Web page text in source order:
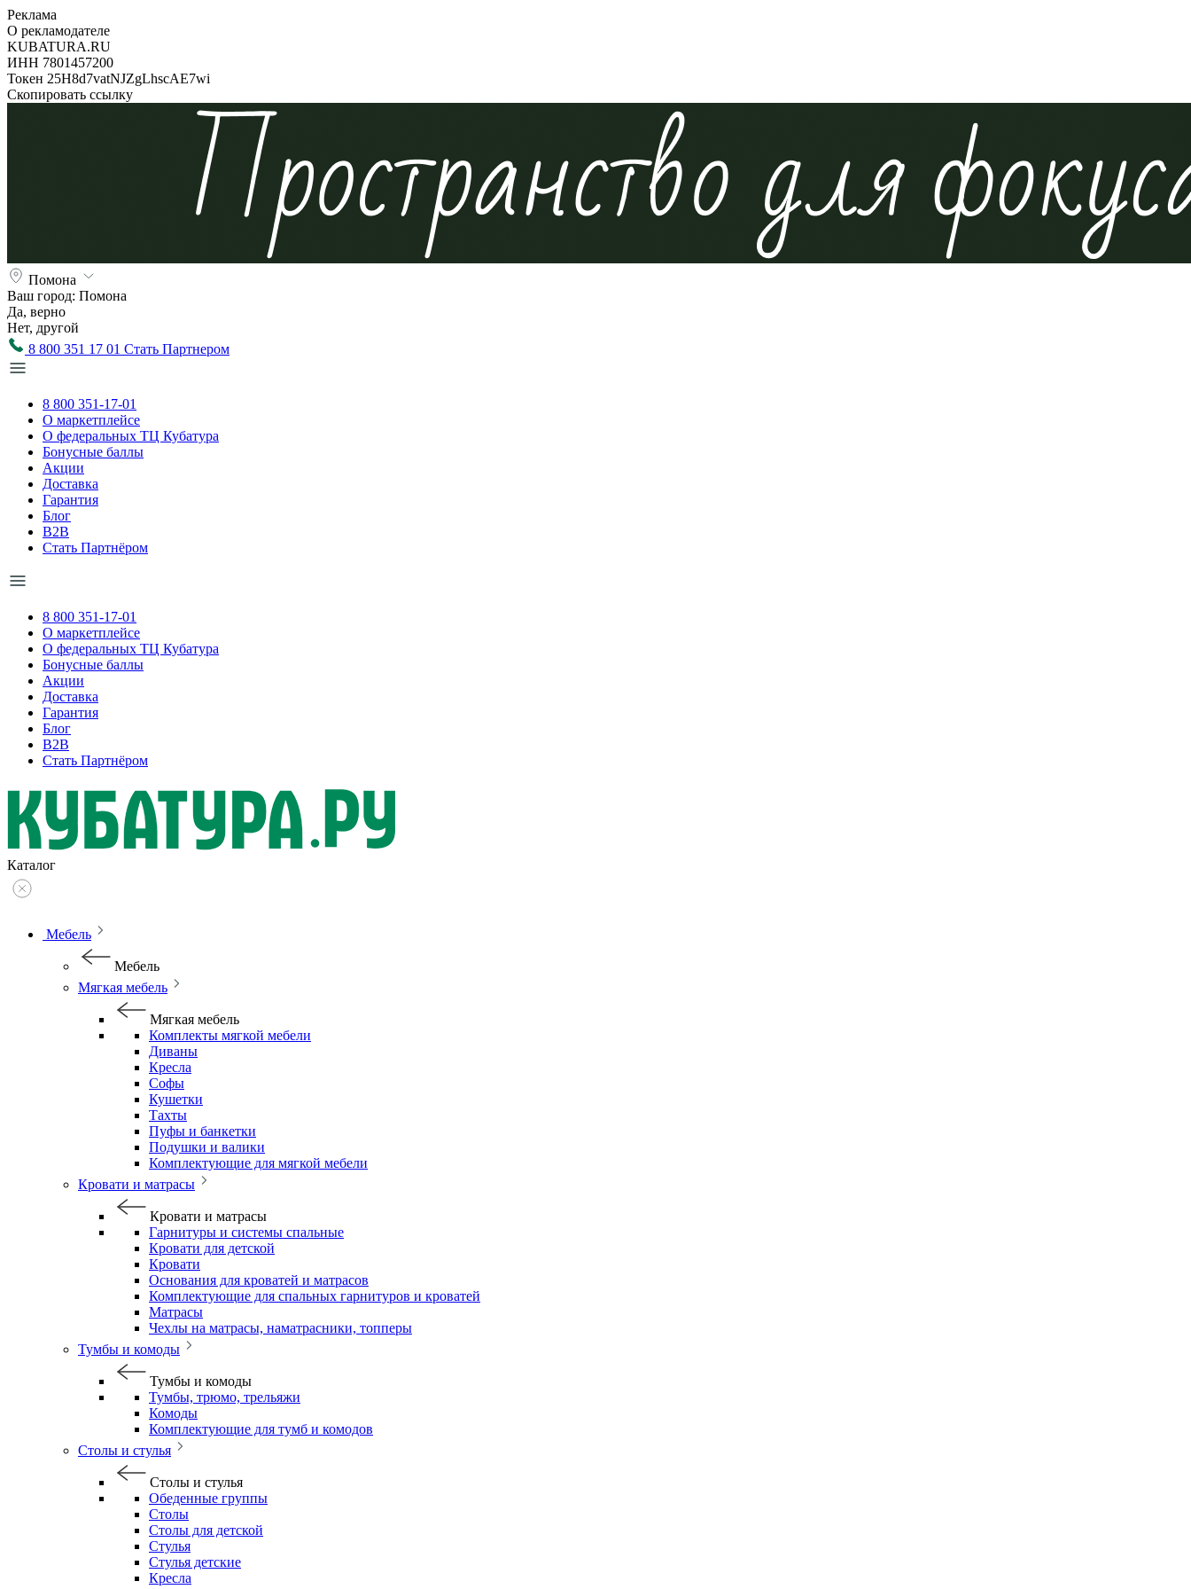
Реклама
О рекламодателе
KUBATURA.RU
ИНН 7801457200
Токен 25H8d7vatNJZgLhscAE7wi
Скопировать ссылку
Помона
Ваш город: Помона
Да, верно
Нет, другой
8 800 351 17 01 Стать Партнером
8 800 351-17-01
О маркетплейсе
О федеральных ТЦ Кубатура
Бонусные баллы
Акции
Доставка
Гарантия
Блог
B2B
Стать Партнёром
8 800 351-17-01
О маркетплейсе
О федеральных ТЦ Кубатура
Бонусные баллы
Акции
Доставка
Гарантия
Блог
B2B
Стать Партнёром
Каталог
Мебель
Мебель
Мягкая мебель
Мягкая мебель
Комплекты мягкой мебели
Диваны
Кресла
Софы
Кушетки
Тахты
Пуфы и банкетки
Подушки и валики
Комплектующие для мягкой мебели
Кровати и матрасы
Кровати и матрасы
Гарнитуры и системы спальные
Кровати для детской
Кровати
Основания для кроватей и матрасов
Комплектующие для спальных гарнитуров и кроватей
Матрасы
Чехлы на матрасы, наматрасники, топперы
Тумбы и комоды
Тумбы и комоды
Тумбы, трюмо, трельяжи
Комоды
Комплектующие для тумб и комодов
Столы и стулья
Столы и стулья
Обеденные группы
Столы
Столы для детской
Стулья
Стулья детские
Кресла